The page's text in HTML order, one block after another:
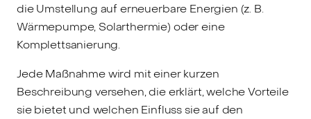
die Umstellung auf erneuerbare Energien (z. B.
Wärmepumpe, Solarthermie) oder eine
Komplettsanierung.
Jede Maßnahme wird mit einer kurzen
Beschreibung versehen, die erklärt, welche Vorteile
sie bietet und welchen Einfluss sie auf den